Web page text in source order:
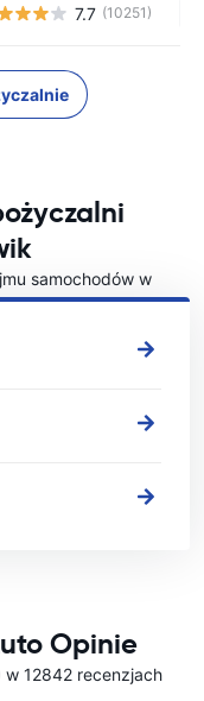
7.7 (10251)
samochodów w
Opinie
w 12842 recenzjach